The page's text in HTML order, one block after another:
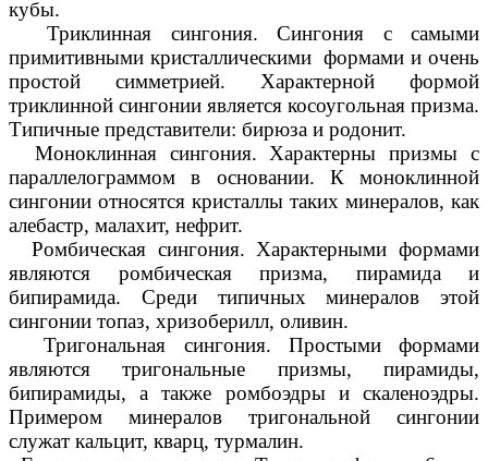
кубы.
Триклинная сингония. Сингония с самыми
примитивными кристаллическими формами и очень
простой симметрией. Характерной формой
триклинной сингонии является косоугольная призма.
Типичные представители: бирюза и родонит.
Моноклинная сингония. Характерны призмы с
параллелограммом в основании. К моноклинной
сингонии относятся кристаллы таких минералов, как
алебастр, малахит, нефрит.
Ромбическая сингония. Характерными формами
являются ромбическая призма, пирамида и
бипирамида. Среди типичных минералов этой
сингонии топаз, хризоберилл, оливин.
Тригональная сингония. Простыми формами
являются тригональные призмы, пирамиды,
бипирамиды, а также ромбоэдры и скаленоэдры.
Примером минералов тригональной сингонии
служат кальцит, кварц, турмалин.